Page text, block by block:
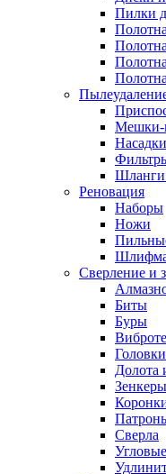
Пилки
Мешки-
Реновация
Наборы
Ножи
Сверление и
Биты
Буры
Долота
Зенкеры
Сверла